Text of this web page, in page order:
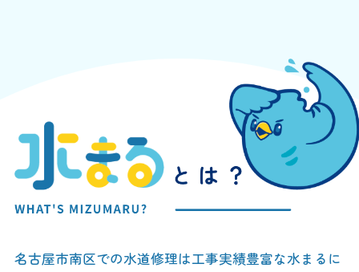
名古屋市南区での水道修理は工事実績豊富な水まるに